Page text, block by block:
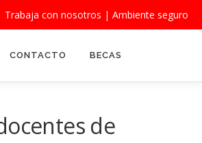
Trabaja con nosotros | Ambiente seguro
CONTACTO BECAS
de